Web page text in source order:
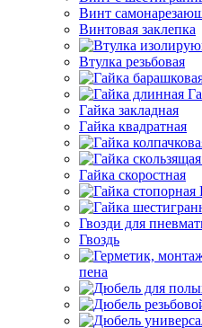
Винт
Винтовая заклепка
Втулка резьбовая
Гайка закладная
Гайка квадратная
Гайка скоростная
Гвозди для
Гвоздь
пена